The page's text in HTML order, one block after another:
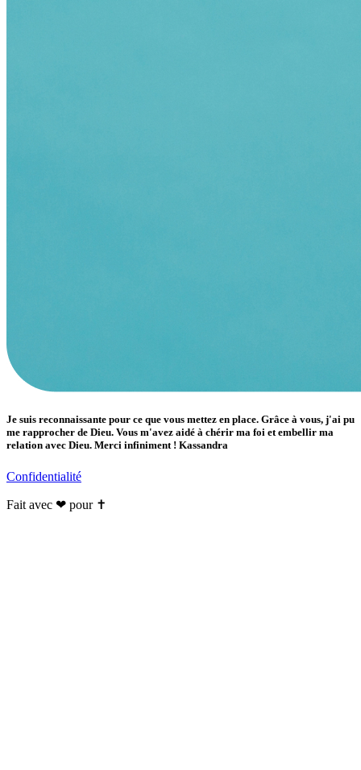
Je suis reconnaissante pour ce que vous mettez en place. Grâce à vous, j'ai pu
me rapprocher de Dieu. Vous m'avez aidé à chérir ma foi et embellir ma
relation avec Dieu. Merci infiniment ! Kassandra
Confidentialité
Fait avec ❤ pour ✝️️